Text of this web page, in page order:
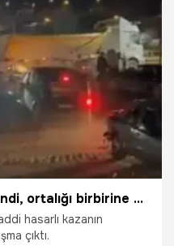
Kocaeli'de bir şeye sinirlendi, ortalığı birbirine kattı!
hasarlı kazanın
çıktı.